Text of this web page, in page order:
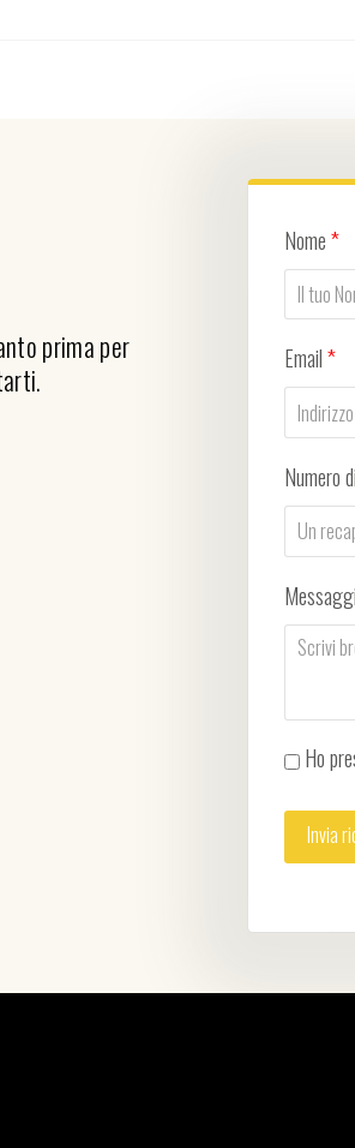
prima per
Nome*
Email*
Numero
Ho